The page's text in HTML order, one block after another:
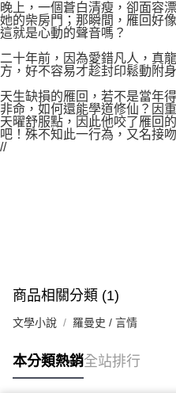
晚上，一個蒼白清瘦，卻面容
她的柴房門；那瞬間，雁回好
這就是心動的聲音嗎？
二十年前，因為愛錯凡人，真
方，好不容易才趁封印鬆動附
天生缺損的雁回，若不是當年
非命，如何還能學道修仙？因
天曜舒服點，因此他咬了雁回
吧！殊不知此一行為，又名接
//
商品相關分類 (1)
文學小說 羅曼史 / 言情
本分類熱銷全站排行